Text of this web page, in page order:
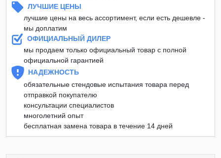
ЛУЧШИЕ ЦЕНЫ
лучшие цены на весь ассортимент, если есть дешевле -
мы доплатим
ОФИЦИАЛЬНЫЙ ДИЛЕР
мы продаем только официальный товар с полной
официальной гарантией
НАДЕЖНОСТЬ
обязательные стендовые испытания товара перед
отправкой покупателю
консультации специалистов
многолетний опыт
бесплатная замена товара в течение 14 дней